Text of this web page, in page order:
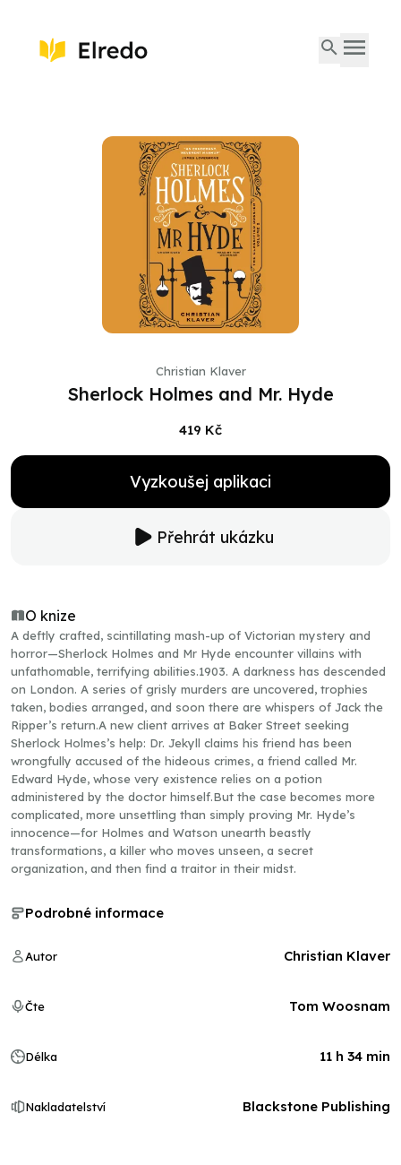
Christian Klaver
Sherlock Holmes and Mr. Hyde
419 Kč
Vyzkoušej aplikaci
Přehrát ukázku
O knize
A deftly crafted, scintillating mash-up of Victorian mystery and
horror—Sherlock Holmes and Mr Hyde encounter villains with
unfathomable, terrifying abilities.1903. A darkness has descended
on London. A series of grisly murders are uncovered, trophies
taken, bodies arranged, and soon there are whispers of Jack the
Ripper’s return.A new client arrives at Baker Street seeking
Sherlock Holmes’s help: Dr. Jekyll claims his friend has been
wrongfully accused of the hideous crimes, a friend called Mr.
Edward Hyde, whose very existence relies on a potion
administered by the doctor himself.But the case becomes more
complicated, more unsettling than simply proving Mr. Hyde’s
innocence—for Holmes and Watson unearth beastly
transformations, a killer who moves unseen, a secret
organization, and then find a traitor in their midst.
Podrobné informace
Autor Christian Klaver
Čte Tom Woosnam
Délka 11 h 34 min
Nakladatelství Blackstone Publishing